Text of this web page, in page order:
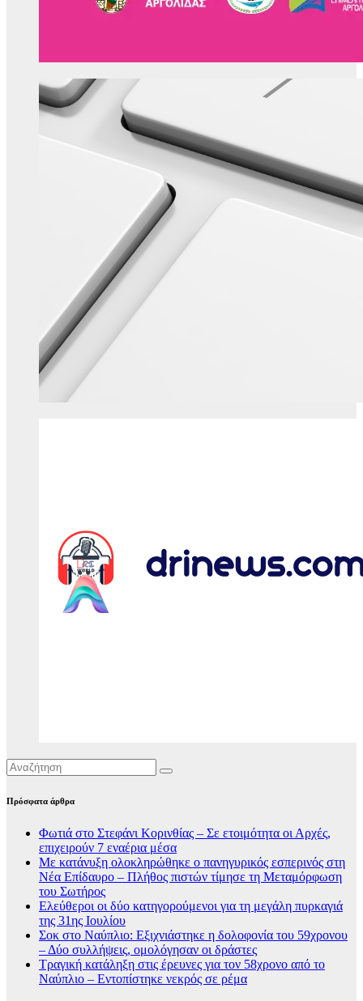
Πρόσφατα άρθρα
Φωτιά στο Στεφάνι Κορινθίας – Σε ετοιμότητα οι Αρχές,
επιχειρούν 7 εναέρια μέσα
Με κατάνυξη ολοκληρώθηκε ο πανηγυρικός εσπερινός στη
Νέα Επίδαυρο – Πλήθος πιστών τίμησε τη Μεταμόρφωση
του Σωτήρος
Ελεύθεροι οι δύο κατηγορούμενοι για τη μεγάλη πυρκαγιά
της 31ης Ιουλίου
Σοκ στο Ναύπλιο: Εξιχνιάστηκε η δολοφονία του 59χρονου
– Δύο συλλήψεις, ομολόγησαν οι δράστες
Τραγική κατάληξη στις έρευνες για τον 58χρονο από το
Ναύπλιο – Εντοπίστηκε νεκρός σε ρέμα